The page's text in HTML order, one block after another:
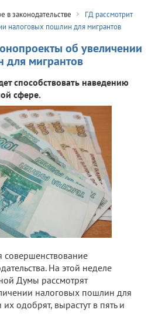
в законодательстве
ГД рассмотрит
налоговых пошлин для мигрантов
об увеличении
для мигрантов
способствовать наведению
сфере.
совершенствование
На этой неделе
Думы рассмотрят
налоговых пошлин для
одобрят, вырастут в пять и